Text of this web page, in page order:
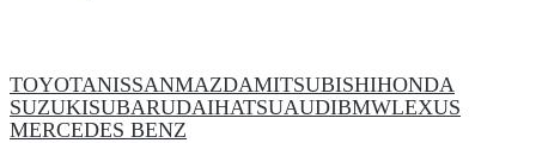
TOYOTANISSANMAZDAMITSUBISHIHONDA
SUZUKISUBARUDAIHATSUAUDIBMWLEXUS
MERCEDES BENZ